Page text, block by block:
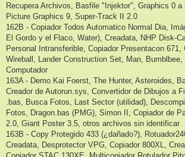
Recupera Archivos, Basfile "Injektor", Graphics 0
Picture Graphics 9, Super-Track II 2.0
162B - Copiador Todos Automatico Normal Dia,
El Gordo y el Flaco, Water), Creadata, NHP Disk-
Personal Intransferible, Copiador Presentacon 671,
Wireball, Lander Construction Set, Man, Bumblbee,
Computador
163A - Demo Kai Foerst, The Hunter, Asteroides,
Creador de Autorun.sys, Convertidor de Dibujos a
.bas, Busca Fotos, Last Sector (utilidad),
Fotos, Dragon.bas (PMG), Simon II, Copiador de
2.0, Giant Poster 3.5, otros archivos sin identificar
163B - Copy Protegido 433 (¿dañado?),
Creadata, Desprotector VPG, Copiador 800XL,